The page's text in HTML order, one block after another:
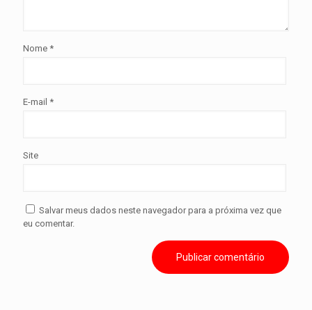
Nome *
E-mail *
Site
Salvar meus dados neste navegador para a próxima vez que
eu comentar.